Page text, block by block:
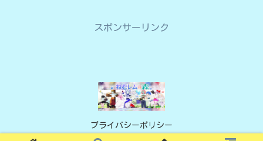
スポンサーリンク
プライバシーポリシー